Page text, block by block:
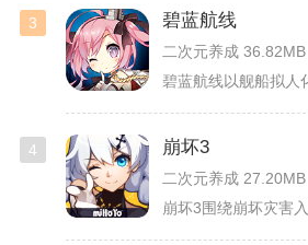
3 碧蓝航线
二次元养成 36.82MB
4 崩坏3
二次元养成 27.20MB